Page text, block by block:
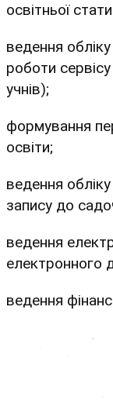
освітньої
ведення
роботи
учнів);
формування
освіти;
ведення
запису до
ведення
електронного
ведення